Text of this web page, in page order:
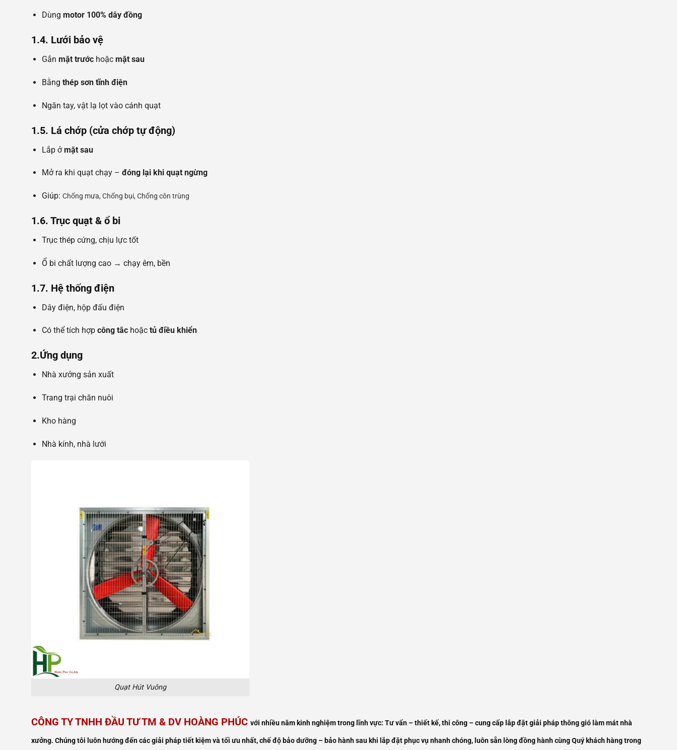
Dùng motor 100% dây đồng
1.4. Lưới bảo vệ
Gắn mặt trướchoặc mặt sau
Bằng thép sơn tĩnh điện
Ngăn tay, vật lạ lọt vào cánh quạt
1.5. Lá chớp (cửa chớp tự động)
Lắp ởmặt sau
Mở ra khi quạt chạy – đóng lại khi quạt ngừng
Giúp: Chống mưa, Chống bụi, Chống côn trùng
1.6. Trục quạt & ổ bi
Trục thép cứng, chịu lực tốt
Ổ bi chất lượng cao → chạy êm, bền
1.7. Hệ thống điện
Dây điện, hộp đấu điện
Có thể tích hợp công tắchoặc tủ điều khiển
2.Ứng dụng
Nhà xưởng sản xuất
Trang trại chăn nuôi
Kho hàng
Nhà kính, nhà lưới
Quạt Hút Vuông
CÔNG TY TNHH ĐẦU TƯ TM & DV HOÀNG PHÚC với nhiều năm kinh nghiệm trong lĩnh vực: Tư vấn – thiết kế, thi công – cung cấp lắp đặt giải pháp thông gió làm mát nhà
xưởng. Chúng tôi luôn hướng đến các giải pháp tiết kiệm và tối ưu nhất, chế độ bảo dưỡng – bảo hành sau khi lắp đặt phục vụ nhanh chóng, luôn sẵn lòng đồng hành cùng Quý khách hàng trong